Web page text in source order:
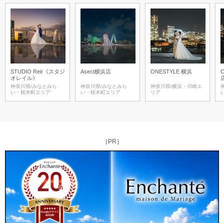
STUDIO Reir《スタジ
オレイル》
神奈川県/みなとみら
い・桜木町エリア
Asect横浜店
神奈川県/みなとみら
い・桜木町エリア
ONESTYLE 横浜
神奈川県/横浜・川崎エ
リア
［PR］